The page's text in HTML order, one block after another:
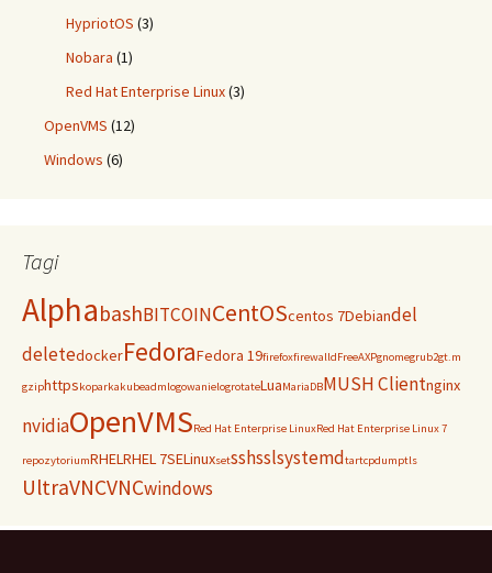
HypriotOS (3)
Nobara (1)
Red Hat Enterprise Linux(3)
OpenVMS (12)
Windows (6)
Tagi
AlphabashBITCOINCentOScentos 7Debiandel
deletedockerFedoraFedora 19firefoxfirewalldFreeAXPgnomegrub2gt.m
gziphttpskoparkakubeadmlogowanielogrotateLuaMariaDBMUSH Clientnginx
nvidiaOpenVMSRed Hat Enterprise LinuxRed Hat Enterprise Linux 7
repozytoriumRHELRHEL 7SELinuxsetsshsslsystemdtartcpdumptls
UltraVNCVNCwindows